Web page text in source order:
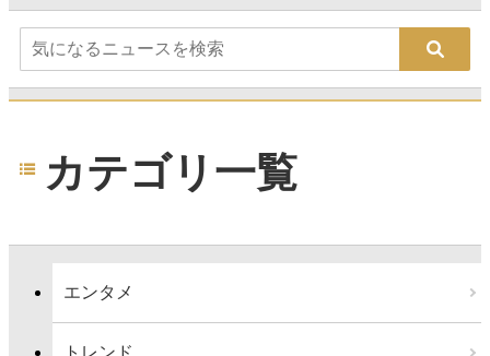
カテゴリ一覧
エンタメ